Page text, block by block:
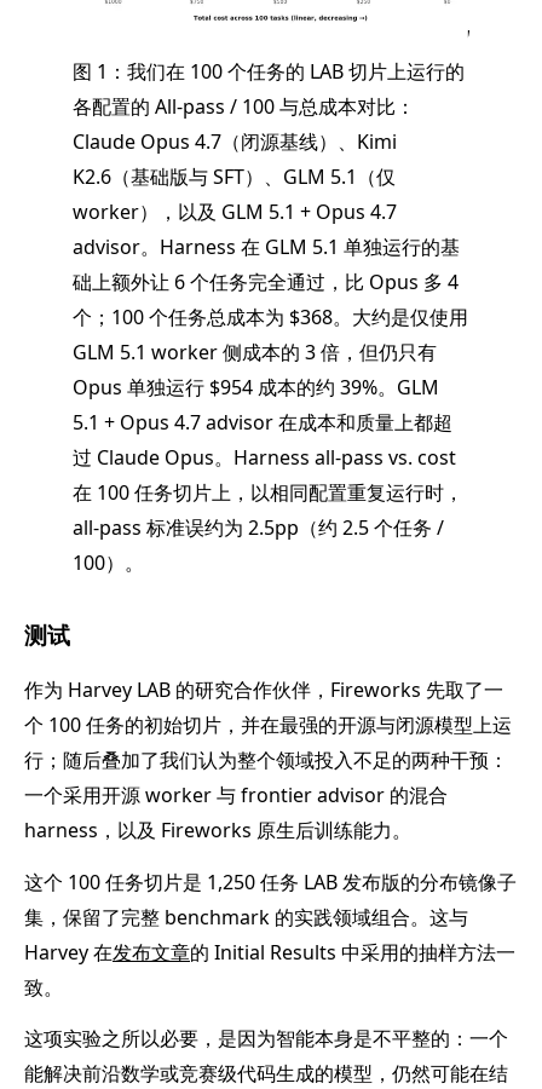
图 1：我们在 100 个任务的 LAB 切片上运行的
各配置的 All-pass / 100 与总成本对比：
Claude Opus 4.7（闭源基线）、Kimi
K2.6（基础版与 SFT）、GLM 5.1（仅
worker），以及 GLM 5.1 + Opus 4.7
advisor。Harness 在 GLM 5.1 单独运行的基
础上额外让 6 个任务完全通过，比 Opus 多 4
个；100 个任务总成本为 $368。大约是仅使用
GLM 5.1 worker 侧成本的 3 倍，但仍只有
Opus 单独运行 $954 成本的约 39%。GLM
5.1 + Opus 4.7 advisor 在成本和质量上都超
过 Claude Opus。Harness all-pass vs. cost
在 100 任务切片上，以相同配置重复运行时，
all-pass 标准误约为 2.5pp（约 2.5 个任务 /
100）。
测试
作为 Harvey LAB 的研究合作伙伴，Fireworks 先取了一
个 100 任务的初始切片，并在最强的开源与闭源模型上运
行；随后叠加了我们认为整个领域投入不足的两种干预：
一个采用开源 worker 与 frontier advisor 的混合
harness，以及 Fireworks 原生后训练能力。
这个 100 任务切片是 1,250 任务 LAB 发布版的分布镜像子
集，保留了完整 benchmark 的实践领域组合。这与
Harvey 在发布文章的 Initial Results 中采用的抽样方法一
致。
这项实验之所以必要，是因为智能本身是不平整的：一个
能解决前沿数学或竞赛级代码生成的模型，仍然可能在结